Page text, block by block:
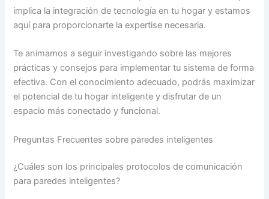
implica la integración de tecnología en tu hogar y estamos
aquí para proporcionarte la expertise necesaria.
Te animamos a seguir investigando sobre las mejores
prácticas y consejos para implementar tu sistema de forma
efectiva. Con el conocimiento adecuado, podrás maximizar
el potencial de tu hogar inteligente y disfrutar de un
espacio más conectado y funcional.
Preguntas Frecuentes sobre paredes inteligentes
¿Cuáles son los principales protocolos de comunicación
para paredes inteligentes?